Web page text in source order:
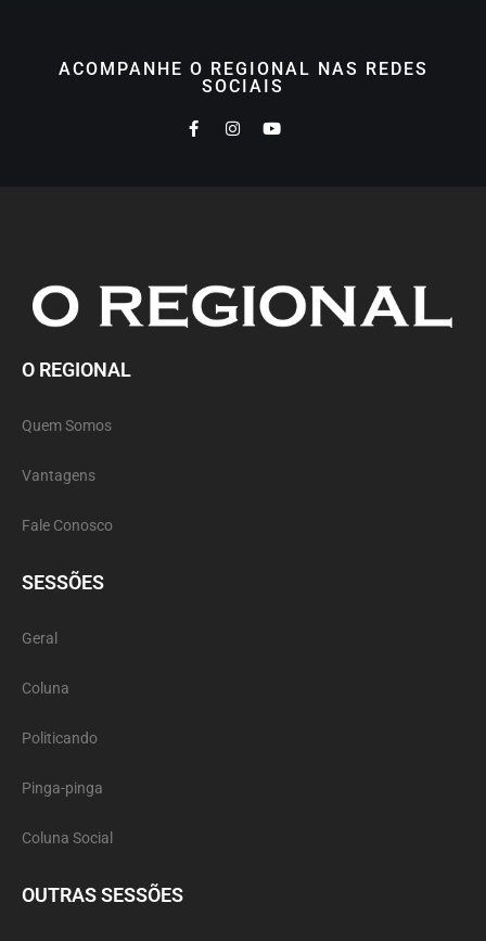
ACOMPANHE O REGIONAL NAS REDES
SOCIAIS
O REGIONAL
Quem Somos
Vantagens
Fale Conosco
SESSÕES
Geral
Coluna
Politicando
Pinga-pinga
Coluna Social
OUTRAS SESSÕES